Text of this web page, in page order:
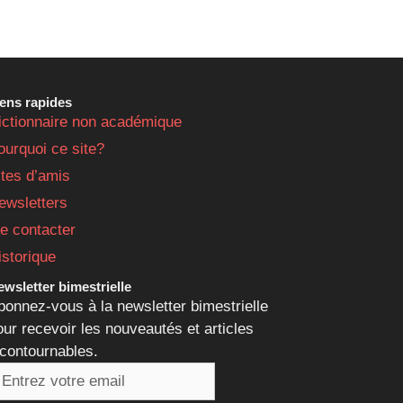
rapides
non académique
ce site?
d’amis
contacter
bimestrielle
vous à la newsletter bimestrielle
recevoir les nouveautés et articles